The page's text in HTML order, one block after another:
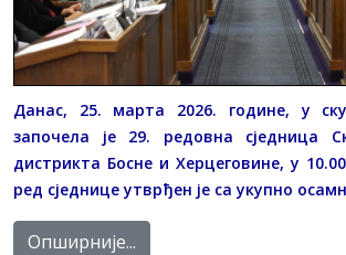
Данас, 25. марта 2026. године, у
започела је 29. редовна сједница
дистрикта Босне и Херцеговине, у
ред сједнице утврђен је са укупно
Опширније...